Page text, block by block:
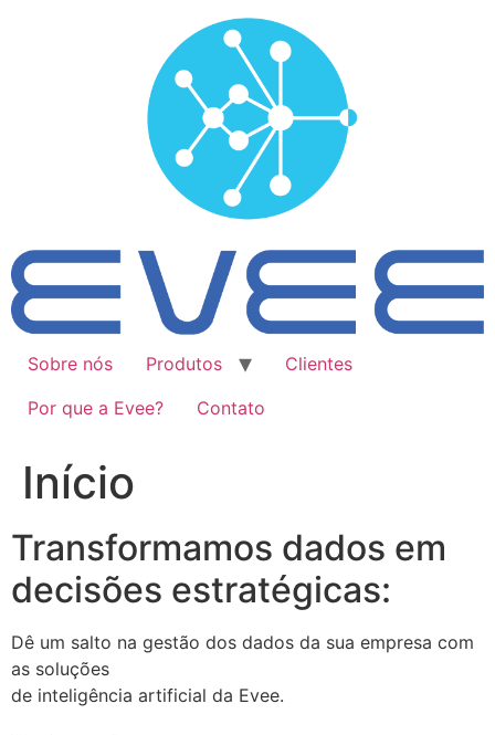
Sobre nós Produtos
Clientes
Por que a Evee?
Contato
Início
Transformamos dados em
decisões estratégicas:
Dê um salto na gestão dos dados da sua empresa com
as soluções
de inteligência artificial da Evee.